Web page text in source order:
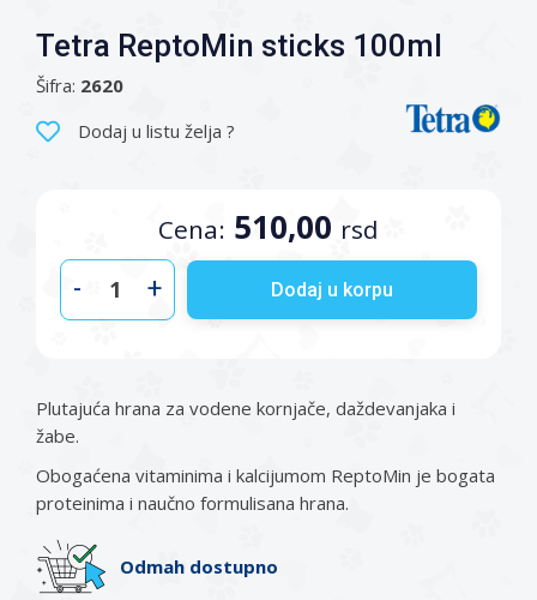
Tetra ReptoMin sticks 100ml
Šifra: 2620
Dodaj u listu želja ?
Cena: 510,00 rsd
- + Dodaj u korpu
Plutajuća hrana za vodene kornjače, daždevanjaka i
žabe.
Obogaćena vitaminima i kalcijumom ReptoMin je bogata
proteinima i naučno formulisana hrana.
Odmah dostupno